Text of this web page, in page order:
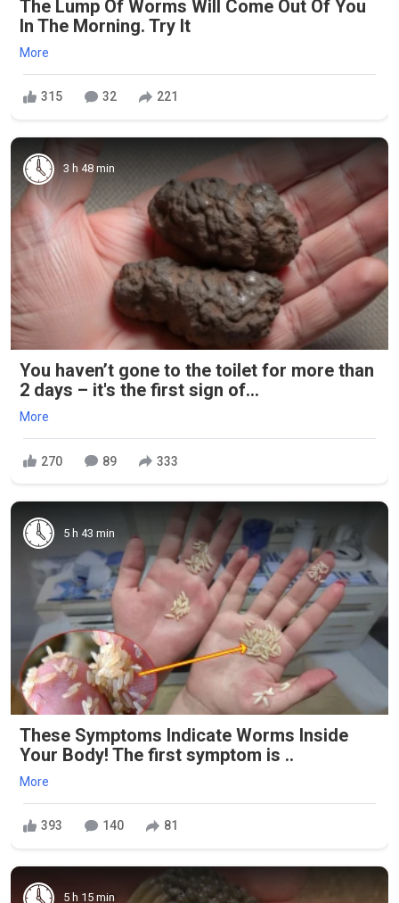
The Lump Of Worms Will Come Out Of You
In The Morning. Try It
More
315 32 221
3 h 48 min
You haven’t gone to the toilet for more than
2 days – it's the first sign of...
More
270 89 333
5 h 43 min
These Symptoms Indicate Worms Inside
Your Body! The first symptom is ..
More
393 140 81
5 h 15 min